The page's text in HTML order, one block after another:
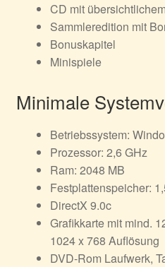
CD mit
Sammleredition mit
Bonuskapitel
Minispiele
Minimale
Betriebssystem:
Prozessor: 2,6 GHz
Ram: 2048 MB
Festplattenspeicher:
DirectX 9.0c
Grafikkarte mit mind.
1024 x 768 Auflösung
DVD-Rom Laufwerk,